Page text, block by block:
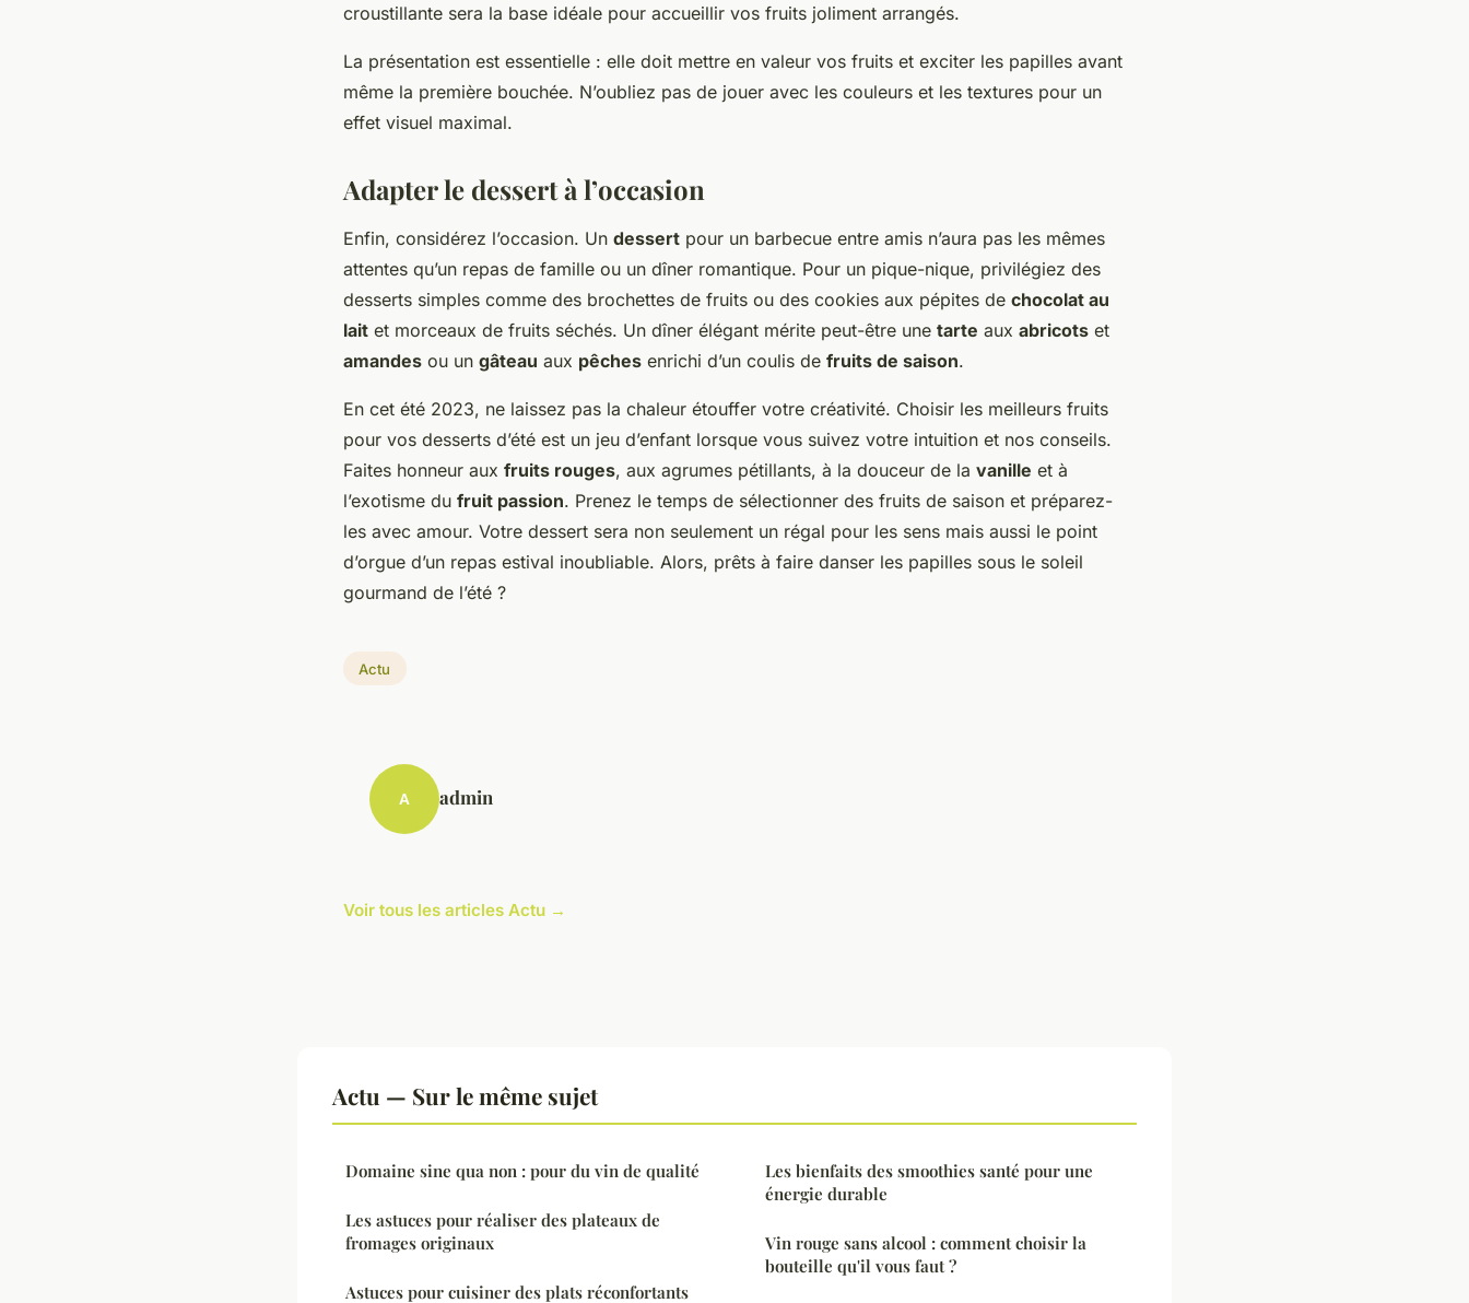
croustillante sera la base idéale pour accueillir vos fruits joliment arrangés.
La présentation est essentielle : elle doit mettre en valeur vos fruits et exciter les papilles avant
même la première bouchée. N’oubliez pas de jouer avec les couleurs et les textures pour un
effet visuel maximal.
Adapter le dessert à l’occasion
Enfin, considérez l’occasion. Un dessert pour un barbecue entre amis n’aura pas les mêmes
attentes qu’un repas de famille ou un dîner romantique. Pour un pique-nique, privilégiez des
desserts simples comme des brochettes de fruits ou des cookies aux pépites de chocolat au
lait et morceaux de fruits séchés. Un dîner élégant mérite peut-être une tarte aux abricots et
amandes ou un gâteau aux pêches enrichi d’un coulis de fruits de saison.
En cet été 2023, ne laissez pas la chaleur étouffer votre créativité. Choisir les meilleurs fruits
pour vos desserts d’été est un jeu d’enfant lorsque vous suivez votre intuition et nos conseils.
Faites honneur aux fruits rouges, aux agrumes pétillants, à la douceur de la vanille et à
l’exotisme du fruit passion. Prenez le temps de sélectionner des fruits de saison et préparez-
les avec amour. Votre dessert sera non seulement un régal pour les sens mais aussi le point
d’orgue d’un repas estival inoubliable. Alors, prêts à faire danser les papilles sous le soleil
gourmand de l’été ?
Actu
A admin
Voir tous les articles Actu →
Actu — Sur le même sujet
Domaine sine qua non : pour du vin de qualité
Les astuces pour réaliser des plateaux de
fromages originaux
Astuces pour cuisiner des plats réconfortants
Les bienfaits des smoothies santé pour une
énergie durable
Vin rouge sans alcool : comment choisir la
bouteille qu'il vous faut ?